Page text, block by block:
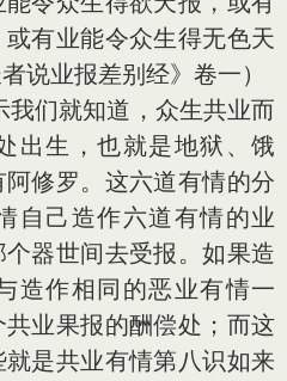
有业能令众生得无色天
说业报差别经》卷一）
们就知道，众生共业而
出生，也就是地狱、饿
修罗。这六道有情的分
自己造作六道有情的业
器世间去受报。如果造
造作相同的恶业有情一
业果报的酬偿处；而这
是共业有情第八识如来